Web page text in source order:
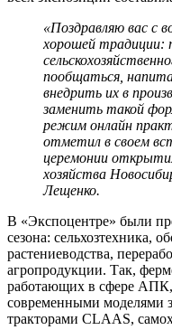
«Поздравляю вас с
хорошей традиции:
пообщаться,
внедрить их в
заменить такой
режим онлайн
отметил в своем
церемонии
хозяйства
Лещенко.
В «Экспоцентре» были
сезона: сельхозтехника,
растениеводства,
агропродукции. Так,
работающих в сфере АПК,
современными моделями
тракторами CLAAS,